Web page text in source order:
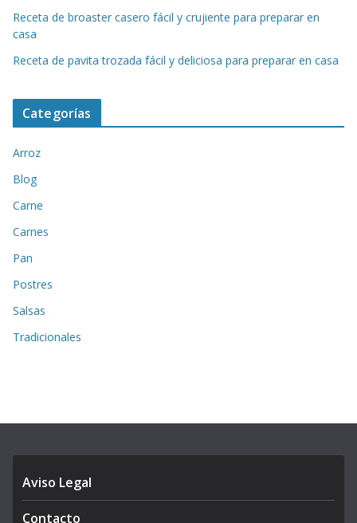
Receta de broaster casero fácil y crujiente para preparar en
casa
Receta de pavita trozada fácil y deliciosa para preparar en casa
Categorías
Arroz
Blog
Carne
Carnes
Pan
Postres
Salsas
Tradicionales
Aviso Legal
Contacto